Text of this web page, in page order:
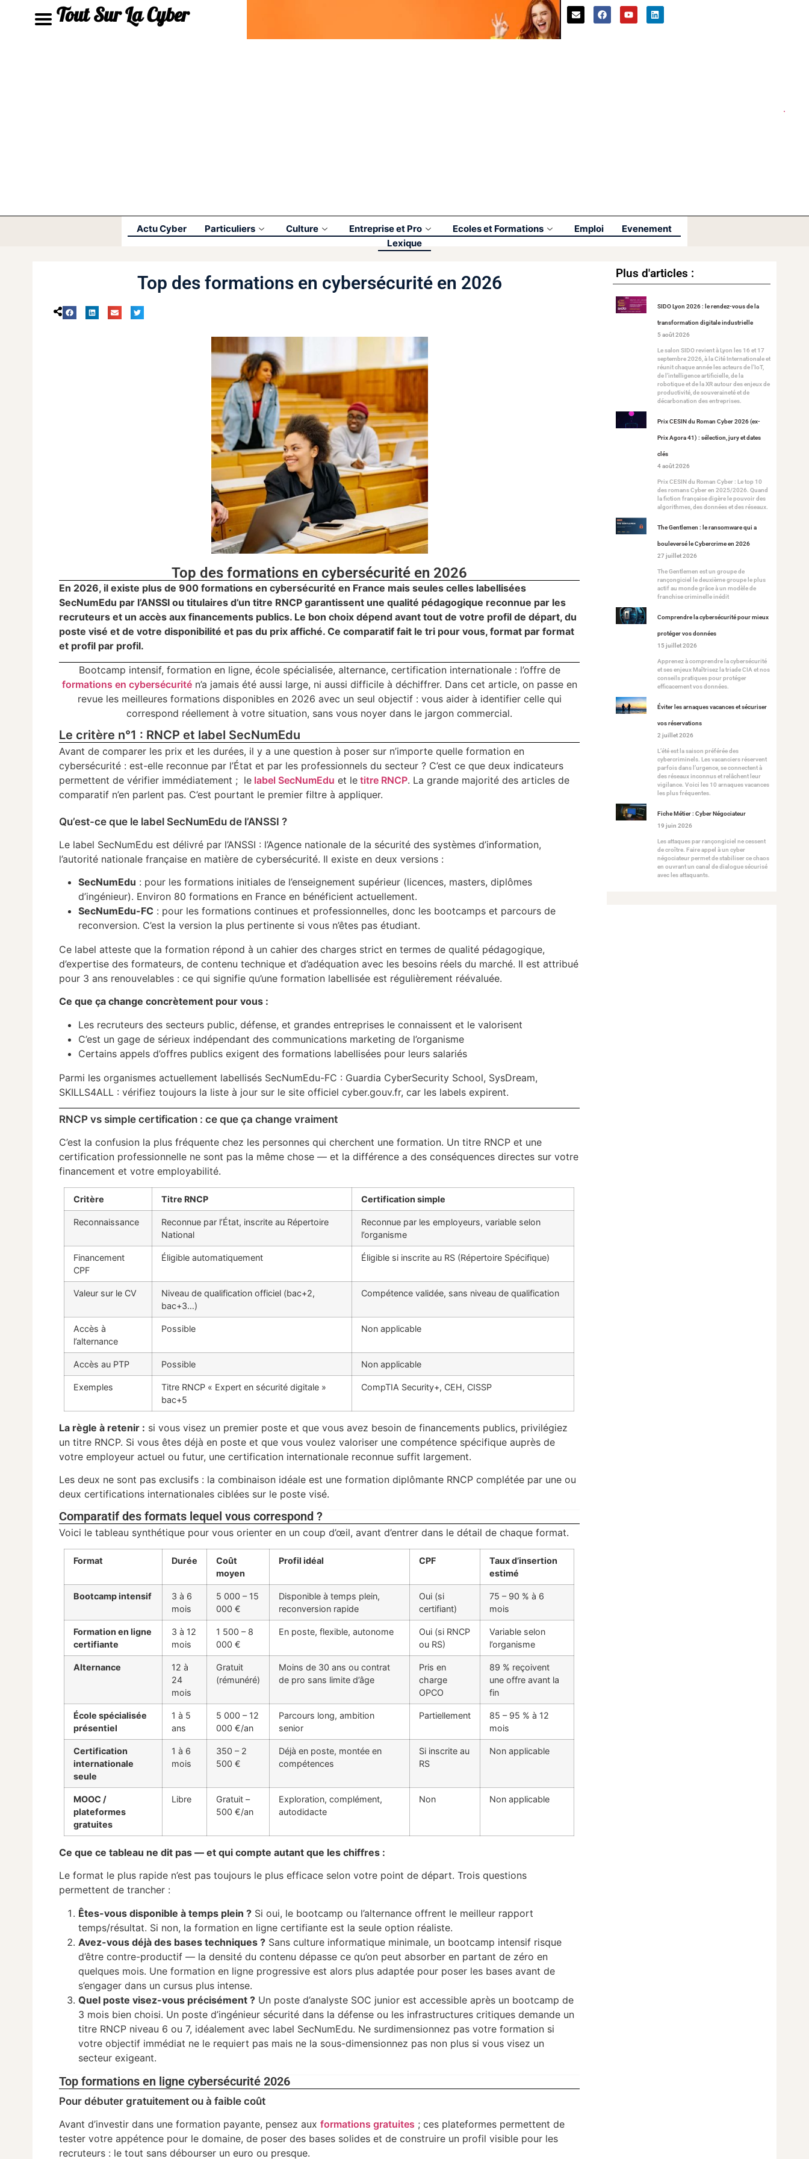
Tout Sur La Cyber
Actu Cyber Particuliers Culture Entreprise et Pro Ecoles et Formations Emploi
Evenement
Lexique
Top des formations en cybersécurité en 2026
Top des formations en cybersécurité en 2026
En 2026, il existe plus de 900 formations en cybersécurité en France mais seules celles labellisées
SecNumEdu par l’ANSSI ou titulaires d’un titre RNCP garantissent une qualité pédagogique reconnue par les
recruteurs et un accès aux financements publics. Le bon choix dépend avant tout de votre profil de départ, du
poste visé et de votre disponibilité et pas du prix affiché. Ce comparatif fait le tri pour vous, format par format
et profil par profil.
Bootcamp intensif, formation en ligne, école spécialisée, alternance, certification internationale : l’offre de
formations en cybersécuritén’a jamais été aussi large, ni aussi difficile à déchiffrer. Dans cet article, on passe en
revue les meilleures formations disponibles en 2026 avec un seul objectif : vous aider à identifier celle qui
correspond réellement à votre situation, sans vous noyer dans le jargon commercial.
Le critère n°1 : RNCP et label SecNumEdu
Avant de comparer les prix et les durées, il y a une question à poser sur n’importe quelle formation en
cybersécurité : est-elle reconnue par l’État et par les professionnels du secteur ? C’est ce que deux indicateurs
permettent de vérifier immédiatement ; le label SecNumEdu et le titre RNCP. La grande majorité des articles de
comparatif n’en parlent pas. C’est pourtant le premier filtre à appliquer.
Qu’est-ce que le label SecNumEdu de l’ANSSI ?
Le label SecNumEdu est délivré par l’ANSSI : l’Agence nationale de la sécurité des systèmes d’information,
l’autorité nationale française en matière de cybersécurité. Il existe en deux versions :
SecNumEdu : pour les formations initiales de l’enseignement supérieur (licences, masters, diplômes
d’ingénieur). Environ 80 formations en France en bénéficient actuellement.
SecNumEdu-FC : pour les formations continues et professionnelles, donc les bootcamps et parcours de
reconversion. C’est la version la plus pertinente si vous n’êtes pas étudiant.
Ce label atteste que la formation répond à un cahier des charges strict en termes de qualité pédagogique,
d’expertise des formateurs, de contenu technique et d’adéquation avec les besoins réels du marché. Il est attribué
pour 3 ans renouvelables : ce qui signifie qu’une formation labellisée est régulièrement réévaluée.
Ce que ça change concrètement pour vous :
Les recruteurs des secteurs public, défense, et grandes entreprises le connaissent et le valorisent
C’est un gage de sérieux indépendant des communications marketing de l’organisme
Certains appels d’offres publics exigent des formations labellisées pour leurs salariés
Parmi les organismes actuellement labellisés SecNumEdu-FC : Guardia CyberSecurity School, SysDream,
SKILLS4ALL : vérifiez toujours la liste à jour sur le site officiel cyber.gouv.fr, car les labels expirent.
RNCP vs simple certification : ce que ça change vraiment
C’est la confusion la plus fréquente chez les personnes qui cherchent une formation. Un titre RNCP et une
certification professionnelle ne sont pas la même chose — et la différence a des conséquences directes sur votre
financement et votre employabilité.
Critère Titre RNCP Certification simple
Reconnaissance
Reconnue par l’État, inscrite au Répertoire
National
Reconnue par les employeurs, variable selon
l’organisme
Financement
CPF
Éligible automatiquement Éligible si inscrite au RS (Répertoire Spécifique)
Valeur sur le CV
Niveau de qualification officiel (bac+2,
bac+3…)
Compétence validée, sans niveau de qualification
Accès à
l’alternance
Possible Non applicable
Accès au PTP Possible Non applicable
Exemples
Titre RNCP « Expert en sécurité digitale »
bac+5
CompTIA Security+, CEH, CISSP
La règle à retenir : si vous visez un premier poste et que vous avez besoin de financements publics, privilégiez
un titre RNCP. Si vous êtes déjà en poste et que vous voulez valoriser une compétence spécifique auprès de
votre employeur actuel ou futur, une certification internationale reconnue suffit largement.
Les deux ne sont pas exclusifs : la combinaison idéale est une formation diplômante RNCP complétée par une ou
deux certifications internationales ciblées sur le poste visé.
Comparatif des formats lequel vous correspond ?
Voici le tableau synthétique pour vous orienter en un coup d’œil, avant d’entrer dans le détail de chaque format.
Format Durée
Coût
moyen
Profil idéal CPF
Taux d’insertion
estimé
Bootcamp intensif
3 à 6
mois
5 000 – 15
000 €
Disponible à temps plein,
reconversion rapide
Oui (si
certifiant)
75 – 90 % à 6
mois
Formation en ligne
certifiante
3 à 12
mois
1 500 – 8
000 €
En poste, flexible, autonome
Oui (si RNCP
ou RS)
Variable selon
l’organisme
Alternance
12 à
24
mois
Gratuit
(rémunéré)
Moins de 30 ans ou contrat
de pro sans limite d’âge
Pris en
charge
OPCO
89 % reçoivent
une offre avant la
fin
École spécialisée
présentiel
1 à 5
ans
5 000 – 12
000 €/an
Parcours long, ambition
senior
Partiellement
85 – 95 % à 12
mois
Certification
internationale
seule
1 à 6
mois
350 – 2
500 €
Déjà en poste, montée en
compétences
Si inscrite au
RS
Non applicable
MOOC /
plateformes
gratuites
Libre
Gratuit –
500 €/an
Exploration, complément,
autodidacte
Non Non applicable
Ce que ce tableau ne dit pas — et qui compte autant que les chiffres :
Le format le plus rapide n’est pas toujours le plus efficace selon votre point de départ. Trois questions
permettent de trancher :
Êtes-vous disponible à temps plein ? Si oui, le bootcamp ou l’alternance offrent le meilleur rapport
temps/résultat. Si non, la formation en ligne certifiante est la seule option réaliste.
Avez-vous déjà des bases techniques ? Sans culture informatique minimale, un bootcamp intensif risque
d’être contre-productif — la densité du contenu dépasse ce qu’on peut absorber en partant de zéro en
quelques mois. Une formation en ligne progressive est alors plus adaptée pour poser les bases avant de
s’engager dans un cursus plus intense.
Quel poste visez-vous précisément ? Un poste d’analyste SOC junior est accessible après un bootcamp de
3 mois bien choisi. Un poste d’ingénieur sécurité dans la défense ou les infrastructures critiques demande un
titre RNCP niveau 6 ou 7, idéalement avec label SecNumEdu. Ne surdimensionnez pas votre formation si
votre objectif immédiat ne le requiert pas mais ne la sous-dimensionnez pas non plus si vous visez un
secteur exigeant.
Top formations en ligne cybersécurité 2026
Pour débuter gratuitement ou à faible coût
Avant d’investir dans une formation payante, pensez auxformations gratuites ; ces plateformes permettent de
tester votre appétence pour le domaine, de poser des bases solides et de construire un profil visible pour les
recruteurs : le tout sans débourser un euro ou presque.
Plus d'articles :
SIDO Lyon 2026 : le rendez-vous de la
transformation digitale industrielle
5 août 2026
Le salon SIDO revient à Lyon les 16 et 17
septembre 2026, à la Cité Internationale et
réunit chaque année les acteurs de l’IoT,
de l’intelligence artificielle, de la
robotique et de la XR autour des enjeux de
productivité, de souveraineté et de
décarbonation des entreprises.
Prix CESIN du Roman Cyber 2026 (ex-
Prix Agora 41) : sélection, jury et dates
clés
4 août 2026
Prix CESIN du Roman Cyber : Le top 10
des romans Cyber en 2025/2026. Quand
la fiction française digère le pouvoir des
algorithmes, des données et des réseaux.
The Gentlemen : le ransomware qui a
bouleversé le Cybercrime en 2026
27 juillet 2026
The Gentlemen est un groupe de
rançongiciel le deuxième groupe le plus
actif au monde grâce à un modèle de
franchise criminelle inédit
Comprendre la cybersécurité pour mieux
protéger vos données
15 juillet 2026
Apprenez à comprendre la cybersécurité
et ses enjeux Maîtrisez la triade CIA et nos
conseils pratiques pour protéger
efficacement vos données.
Éviter les arnaques vacances et sécuriser
vos réservations
2 juillet 2026
L’été est la saison préférée des
cybercriminels. Les vacanciers réservent
parfois dans l’urgence, se connectent à
des réseaux inconnus et relâchent leur
vigilance. Voici les 10 arnaques vacances
les plus fréquentes.
Fiche Métier : Cyber Négociateur
19 juin 2026
Les attaques par rançongiciel ne cessent
de croître. Faire appel à un cyber
négociateur permet de stabiliser ce chaos
en ouvrant un canal de dialogue sécurisé
avec les attaquants.